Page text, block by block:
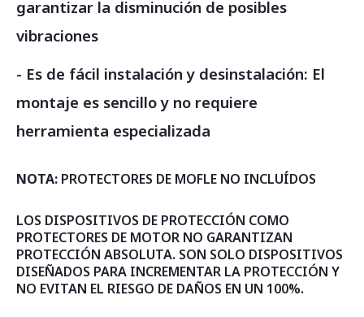
garantizar la disminución de posibles
vibraciones
- Es de fácil instalación y desinstalación: El
montaje es sencillo y no requiere
herramienta especializada
NOTA: PROTECTORES DE MOFLE NO INCLUÍDOS
LOS DISPOSITIVOS DE PROTECCIÓN COMO
PROTECTORES DE MOTOR NO GARANTIZAN
PROTECCIÓN ABSOLUTA. SON SOLO DISPOSITIVOS
DISEÑADOS PARA INCREMENTAR LA PROTECCIÓN Y
NO EVITAN EL RIESGO DE DAÑOS EN UN 100%.